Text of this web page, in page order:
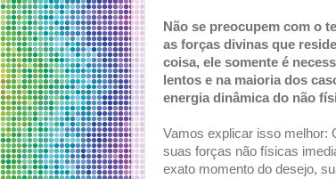
Não se preocupem com o
as forças divinas que
coisa, ele somente é
lentos e na maioria dos
energia dinâmica do não
Vamos explicar isso melhor:
suas forças não físicas
exato momento do desejo,